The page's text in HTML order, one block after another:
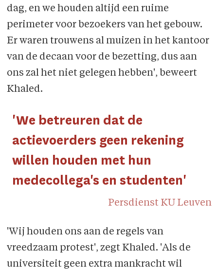
dag, en we houden altijd een ruime
perimeter voor bezoekers van het gebouw.
Er waren trouwens al muizen in het kantoor
van de decaan voor de bezetting, dus aan
ons zal het niet gelegen hebben', beweert
Khaled.
'We betreuren dat de
actievoerders geen rekening
willen houden met hun
medecollega's en studenten'
Persdienst KU Leuven
'Wij houden ons aan de regels van
vreedzaam protest', zegt Khaled. 'Als de
universiteit geen extra mankracht wil